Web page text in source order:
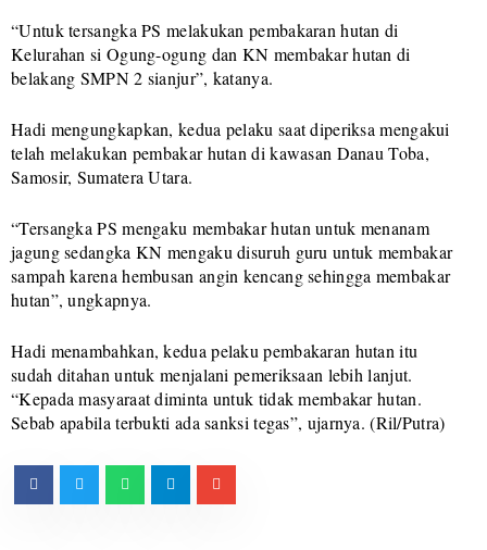
“Untuk tersangka PS melakukan pembakaran hutan di
Kelurahan si Ogung-ogung dan KN membakar hutan di
belakang SMPN 2 sianjur”, katanya.
Hadi mengungkapkan, kedua pelaku saat diperiksa mengakui
telah melakukan pembakar hutan di kawasan Danau Toba,
Samosir, Sumatera Utara.
“Tersangka PS mengaku membakar hutan untuk menanam
jagung sedangka KN mengaku disuruh guru untuk membakar
sampah karena hembusan angin kencang sehingga membakar
hutan”, ungkapnya.
Hadi menambahkan, kedua pelaku pembakaran hutan itu
sudah ditahan untuk menjalani pemeriksaan lebih lanjut.
“Kepada masyaraat diminta untuk tidak membakar hutan.
Sebab apabila terbukti ada sanksi tegas”, ujarnya. (Ril/Putra)